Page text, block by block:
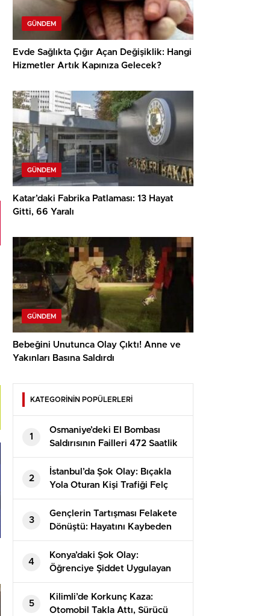
GÜNDEM
Evde Sağlıkta Çığır Açan Değişiklik: Hangi
Hizmetler Artık Kapınıza Gelecek?
GÜNDEM
Katar’daki Fabrika Patlaması: 13 Hayat
Gitti, 66 Yaralı
GÜNDEM
Bebeğini Unutunca Olay Çıktı! Anne ve
Yakınları Basına Saldırdı
KATEGORİNİN POPÜLERLERİ
1
Osmaniye’deki El Bombası
Saldırısının Failleri 472 Saatlik
Kamera İncelemesiyle
Yakalandı!
2
İstanbul’da Şok Olay: Bıçakla
Yola Oturan Kişi Trafiği Felç
Etti!
3
Gençlerin Tartışması Felakete
Dönüştü: Hayatını Kaybeden
Alperen’in Dramı
4
Konya’daki Şok Olay:
Öğrenciye Şiddet Uygulayan
Görevli Tutuklandı!
5
Kilimli’de Korkunç Kaza:
Otomobil Takla Attı, Sürücü